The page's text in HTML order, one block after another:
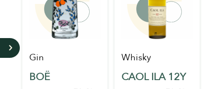
5
Gin
BOË
Whisky
CAOL ILA 12Y